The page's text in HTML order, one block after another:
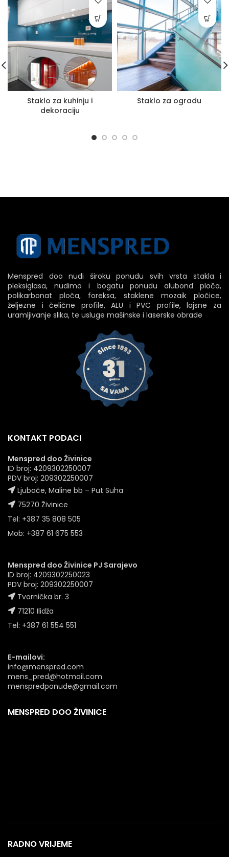
Staklo za kuhinju i
dekoraciju
Staklo za ogradu
Menspred doo nudi široku ponudu svih vrsta stakla i
pleksiglasa, nudimo i bogatu ponudu alubond ploča,
polikarbonat ploča, foreksa, staklene mozaik pločice,
željezne i čelične profile, ALU i PVC profile, lajsne za
uramljivanje slika, te usluge mašinske i laserske obrade
KONTAKT PODACI
Menspred doo Živinice
ID broj: 4209302250007
PDV broj: 209302250007
Ljubače, Maline bb – Put Suha
75270 Živinice
Tel: +387 35 808 505
Mob: +387 61 675 553
Menspred doo Živinice PJ Sarajevo
ID broj: 4209302250023
PDV broj: 209302250007
Tvornička br. 3
71210 Ilidža
Tel: +387 61 554 551
E-mailovi:
info@menspred.com
mens_pred@hotmail.com
menspredponude@gmail.com
MENSPRED DOO ŽIVINICE
RADNO VRIJEME